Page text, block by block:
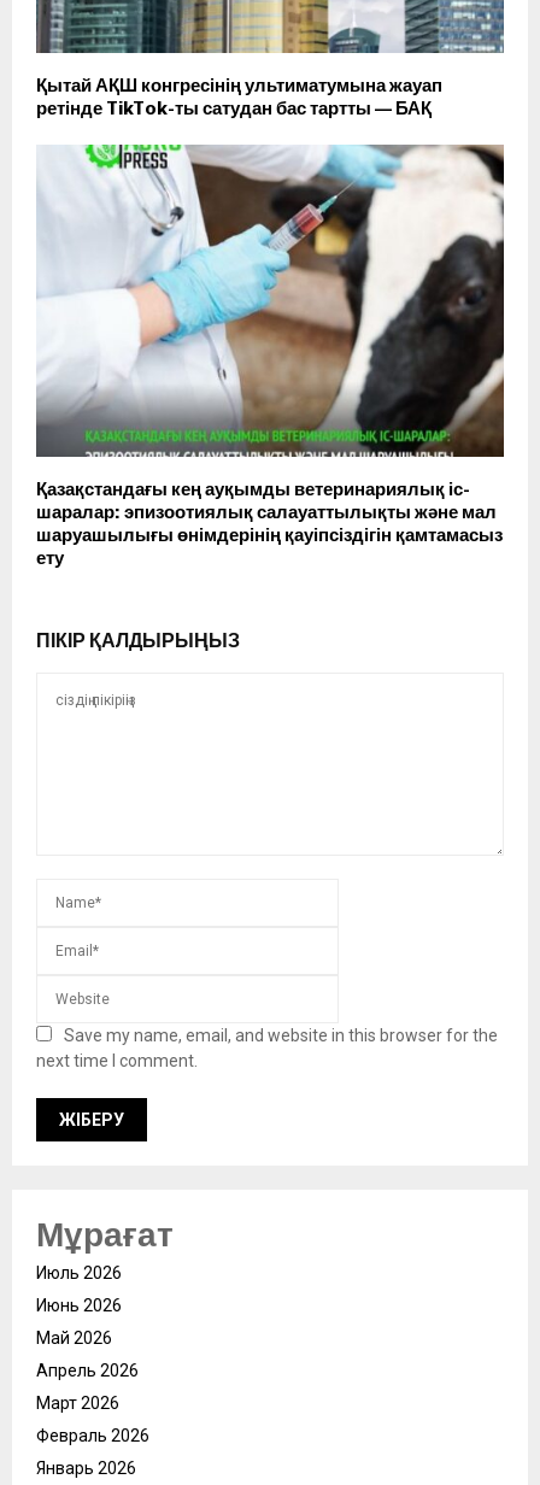
Қытай АҚШ конгресінің ультиматумына жауап
ретінде TikTok-ты сатудан бас тартты — БАҚ
Қазақстандағы кең ауқымды ветеринариялық іс-
шаралар: эпизоотиялық салауаттылықты және мал
шаруашылығы өнімдерінің қауіпсіздігін қамтамасыз
ету
ПІКІР ҚАЛДЫРЫҢЫЗ
Save my name, email, and website in this browser for the
next time I comment.
Мұрағат
Июль 2026
Июнь 2026
Май 2026
Апрель 2026
Март 2026
Февраль 2026
Январь 2026